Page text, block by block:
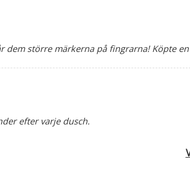
dem större märkerna på fingrarna! Köpte
efter varje dusch.